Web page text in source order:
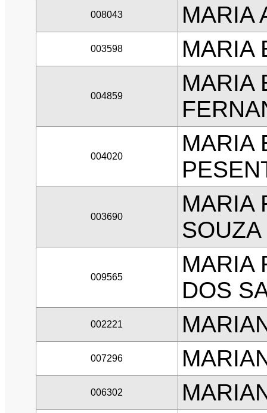
008043 MARIA
003598 MARIA
004859
MARIA
004020
MARIA
003690
MARIA
SOUZA
009565
MARIA
DOS
002221
007296
006302